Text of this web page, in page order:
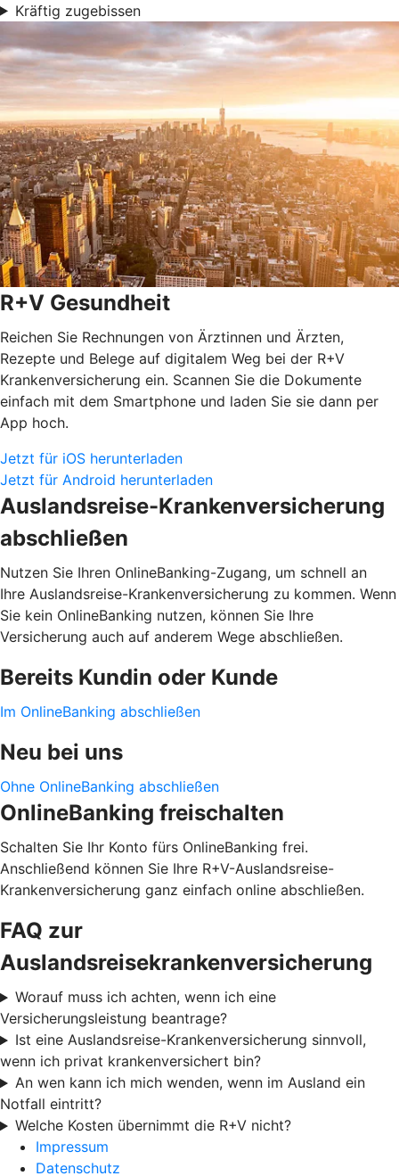
Kräftig zugebissen
R+V Gesundheit
Reichen Sie Rechnungen von Ärztinnen und Ärzten,
Rezepte und Belege auf digitalem Weg bei der R+V
Krankenversicherung ein. Scannen Sie die Dokumente
einfach mit dem Smartphone und laden Sie sie dann per
App hoch.
Jetzt für iOS herunterladen
Jetzt für Android herunterladen
Auslandsreise-Krankenversicherung
abschließen
Nutzen Sie Ihren OnlineBanking-Zugang, um schnell an
Ihre Auslandsreise-Krankenversicherung zu kommen. Wenn
Sie kein OnlineBanking nutzen, können Sie Ihre
Versicherung auch auf anderem Wege abschließen.
Bereits Kundin oder Kunde
Im OnlineBanking abschließen
Neu bei uns
Ohne OnlineBanking abschließen
OnlineBanking freischalten
Schalten Sie Ihr Konto fürs OnlineBanking frei.
Anschließend können Sie Ihre R+V-Auslandsreise-
Krankenversicherung ganz einfach online abschließen.
FAQ zur
Auslandsreisekrankenversicherung
Worauf muss ich achten, wenn ich eine
Versicherungsleistung beantrage?
Ist eine Auslandsreise-Krankenversicherung sinnvoll,
wenn ich privat krankenversichert bin?
An wen kann ich mich wenden, wenn im Ausland ein
Notfall eintritt?
Welche Kosten übernimmt die R+V nicht?
Impressum
Datenschutz